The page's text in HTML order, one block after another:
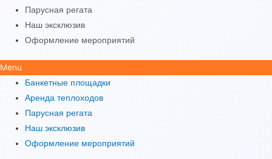
Парусная регата
Наш эксклюзив
Оформление мероприятий
Menu
Банкетные площадки
Аренда теплоходов
Парусная регата
Наш эксклюзив
Оформление мероприятий